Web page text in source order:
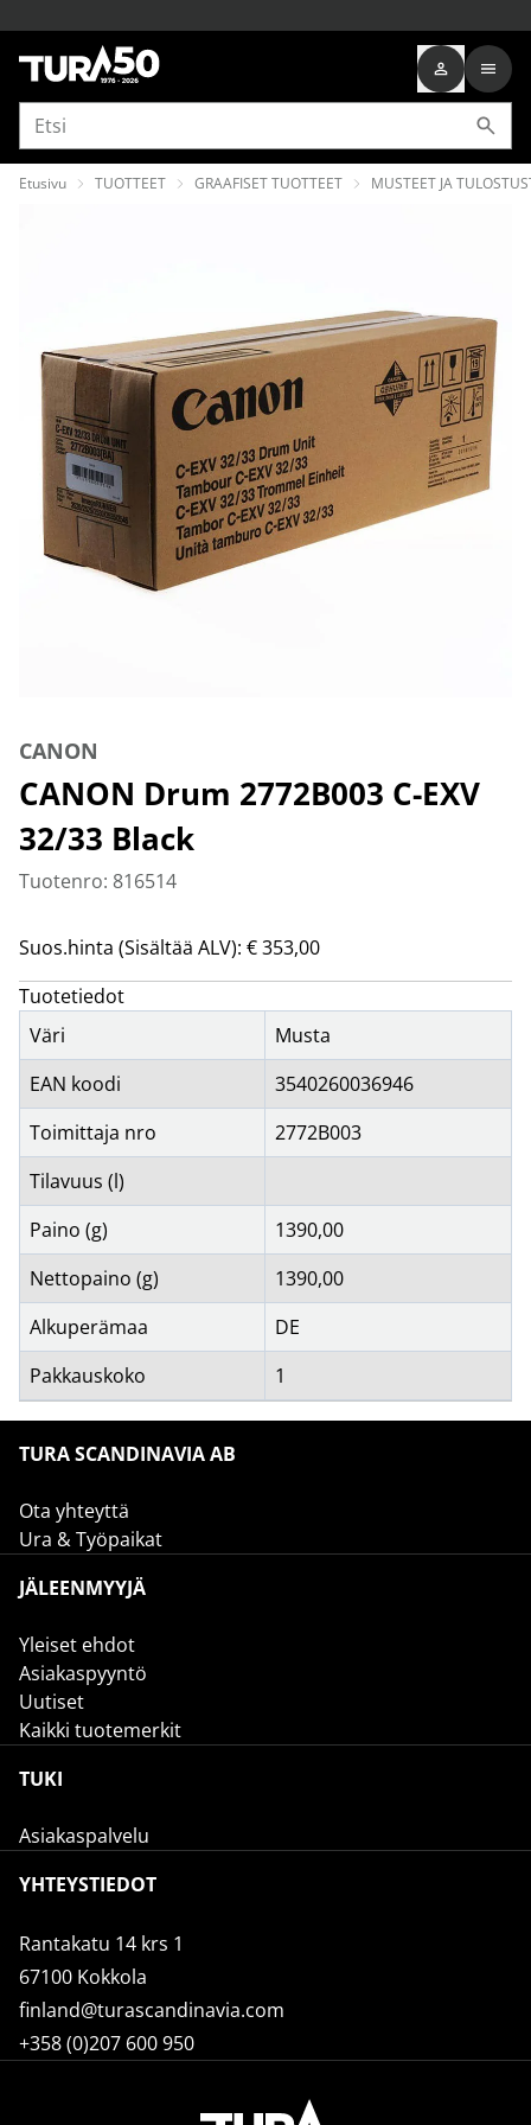
Etusivu TUOTTEET GRAAFISET TUOTTEET MUSTEET JA
CANON
CANON Drum 2772B003 C-EXV
32/33 Black
Tuotenro: 816514
Suos.hinta (Sisältää ALV): € 353,00
Tuotetiedot
Väri
Musta
EAN koodi
3540260036946
Toimittaja nro
2772B003
Tilavuus (l)
Paino (g)
1390,00
Nettopaino (g)
1390,00
Alkuperämaa
DE
Pakkauskoko
1
TURA SCANDINAVIA AB
Ota yhteyttä
Ura & Työpaikat
JÄLEENMYYJÄ
Yleiset ehdot
Asiakaspyyntö
Uutiset
Kaikki tuotemerkit
TUKI
Asiakaspalvelu
YHTEYSTIEDOT
Rantakatu 14 krs 1
67100 Kokkola
finland@turascandinavia.com
+358 (0)207 600 950